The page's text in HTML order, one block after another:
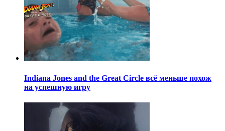
Indiana Jones and the Great Circle всё меньше похож
на успешную игру